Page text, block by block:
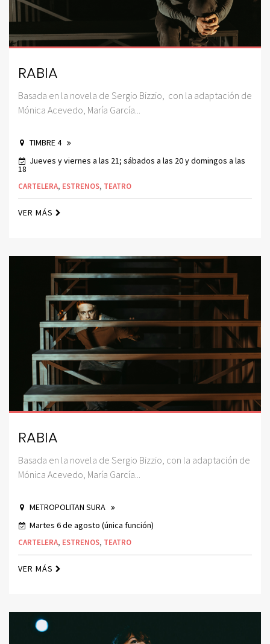
RABIA
Basada en la novela de Sergio Bizzio, con la adaptación de
Mónica Acevedo, María García...
TIMBRE 4
Jueves y viernes a las 21; sábados a las 20 y domingos a las
18
CARTELERA, ESTRENOS, TEATRO
VER MÁS
RABIA
Basada en la novela de Sergio Bizzio, con la adaptación de
Mónica Acevedo, María García...
METROPOLITAN SURA
Martes 6 de agosto (única función)
CARTELERA, ESTRENOS, TEATRO
VER MÁS